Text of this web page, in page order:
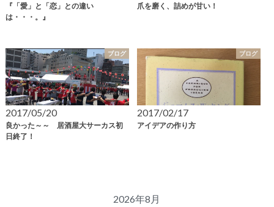
『「愛」と「恋」との違い
は・・・。』
爪を磨く、詰めが甘い！
ブログ
2017/05/20
良かった～～ 居酒屋大サーカス初
日終了！
ブログ
2017/02/17
アイデアの作り方
2026年8月